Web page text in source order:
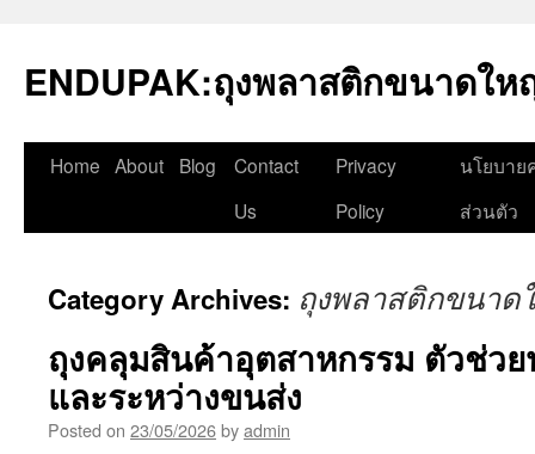
content
ENDUPAK:ถุงพลาสติกขนาดให
Home About Blog
Contact
Us
Privacy
Policy
นโยบาย
ส่วนตัว
Category Archives: ถุงพลาสติกขนาด
ถุงคลุมสินค้าอุตสาหกรรม ตัวช่ว
และระหว่างขนส่ง
Posted on 23/05/2026byadmin